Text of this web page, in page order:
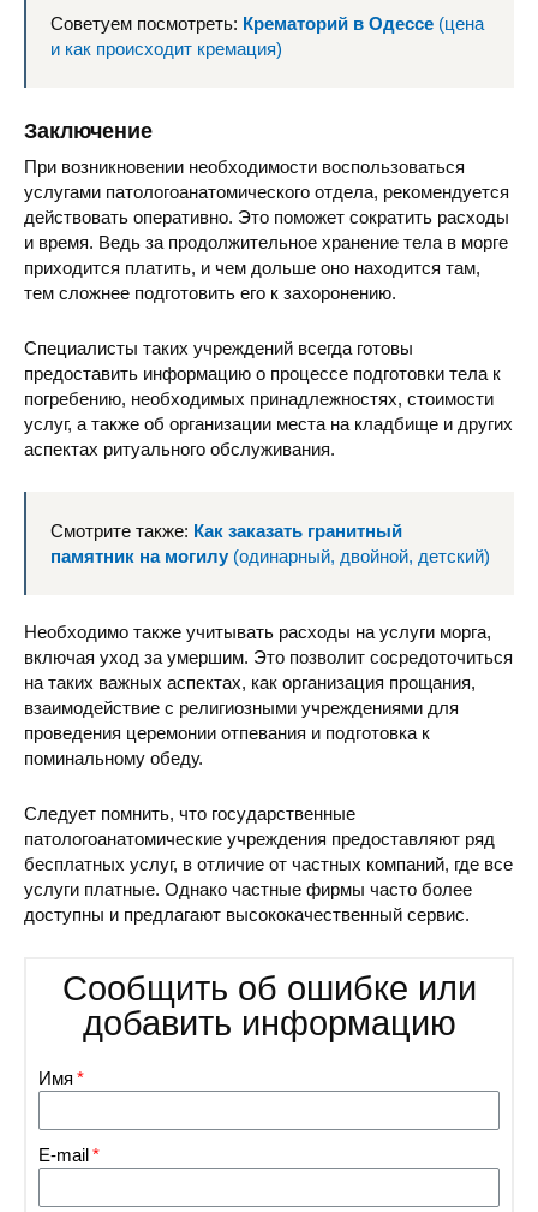
Советуем посмотреть: Крематорий в Одессе (цена
и как происходит кремация)
Заключение
При возникновении необходимости воспользоваться
услугами патологоанатомического отдела, рекомендуется
действовать оперативно. Это поможет сократить расходы
и время. Ведь за продолжительное хранение тела в морге
приходится платить, и чем дольше оно находится там,
тем сложнее подготовить его к захоронению.
Специалисты таких учреждений всегда готовы
предоставить информацию о процессе подготовки тела к
погребению, необходимых принадлежностях, стоимости
услуг, а также об организации места на кладбище и других
аспектах ритуального обслуживания.
Смотрите также: Как заказать гранитный
памятник на могилу (одинарный, двойной, детский)
Необходимо также учитывать расходы на услуги морга,
включая уход за умершим. Это позволит сосредоточиться
на таких важных аспектах, как организация прощания,
взаимодействие с религиозными учреждениями для
проведения церемонии отпевания и подготовка к
поминальному обеду.
Следует помнить, что государственные
патологоанатомические учреждения предоставляют ряд
бесплатных услуг, в отличие от частных компаний, где все
услуги платные. Однако частные фирмы часто более
доступны и предлагают высококачественный сервис.
Сообщить об ошибке или
добавить информацию
Имя
E-mail